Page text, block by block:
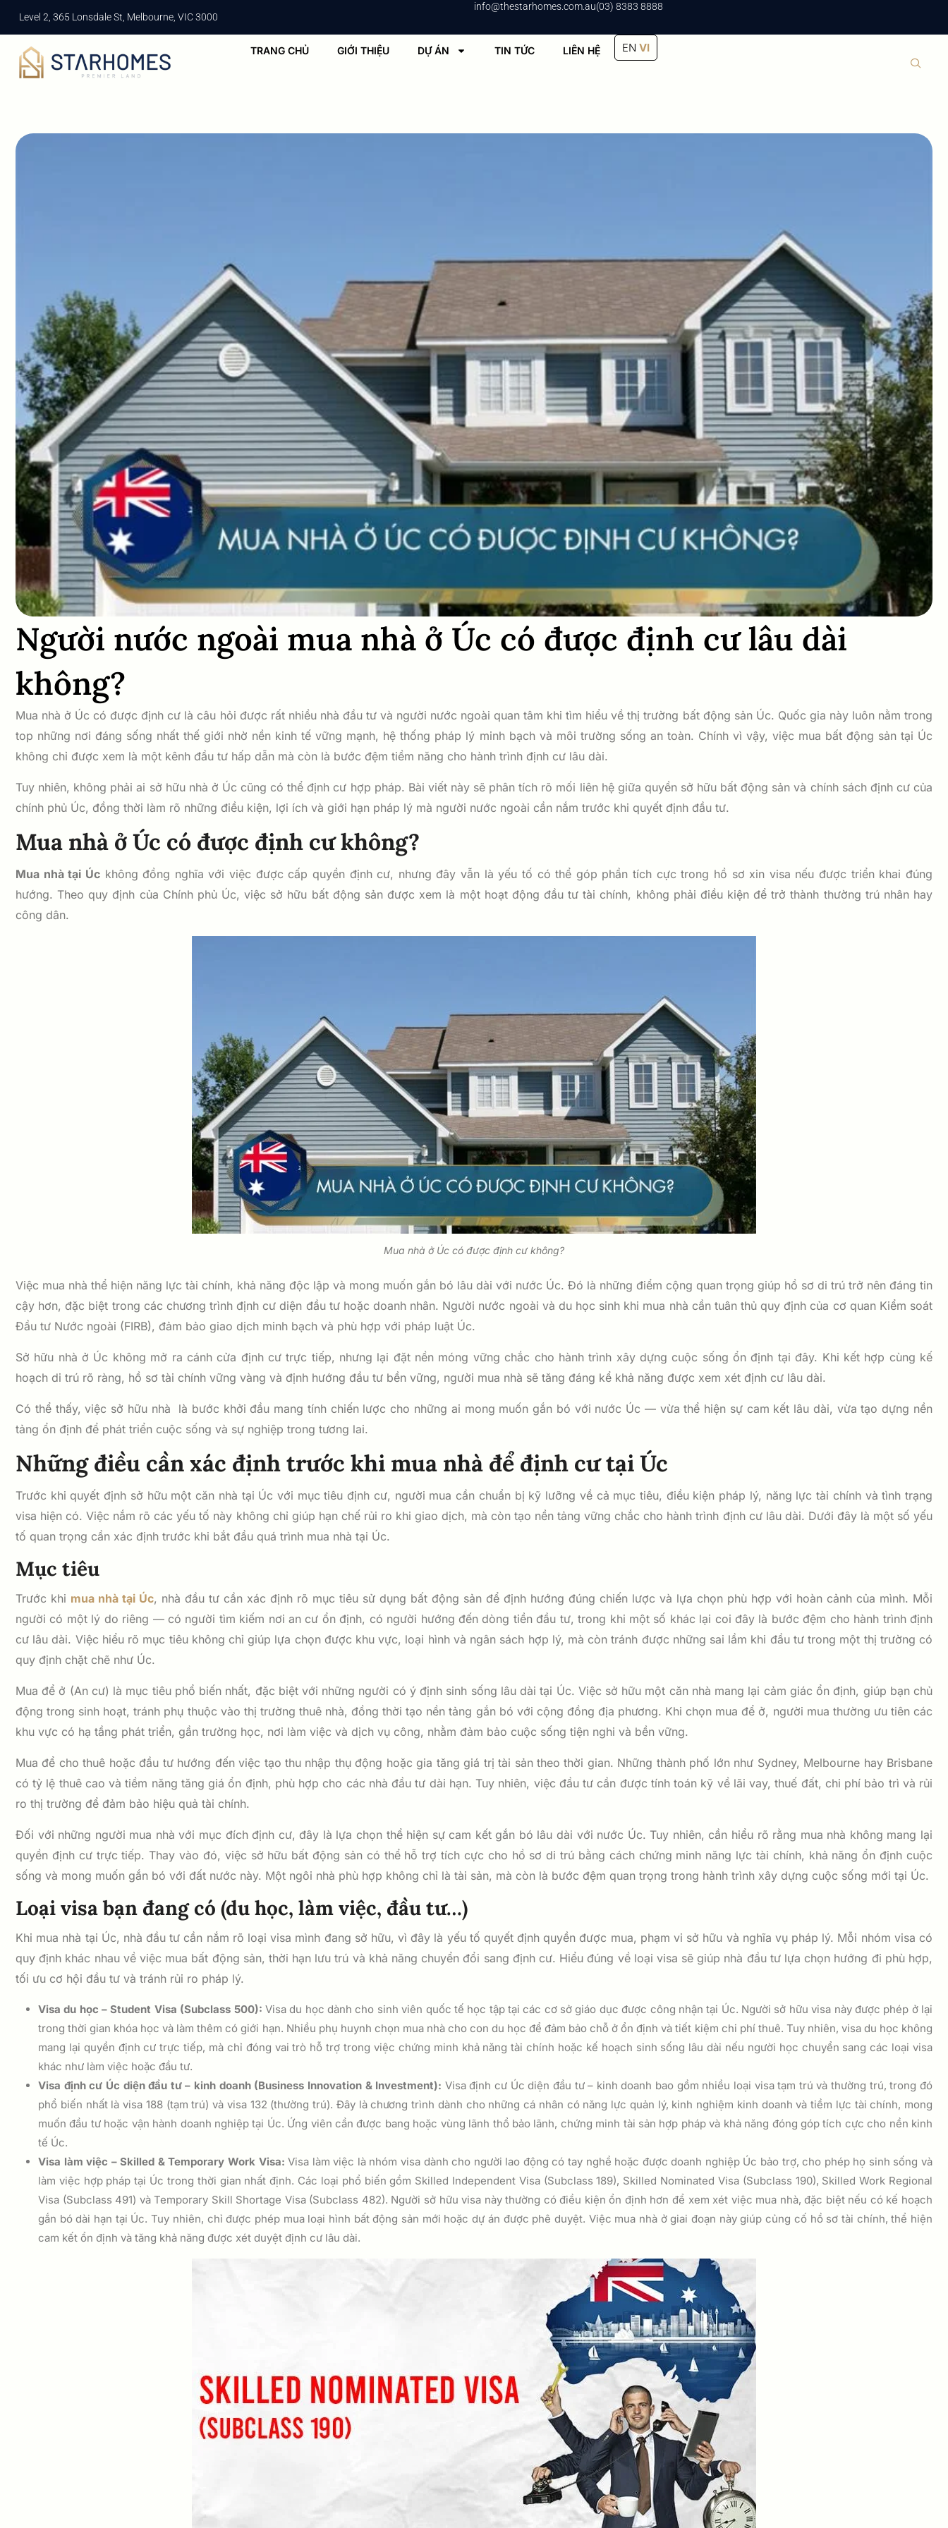
Level 2, 365 Lonsdale St, Melbourne, VIC 3000
info@thestarhomes.com.au(03) 8383 8888
TRANG CHỦ GIỚI THIỆU DỰ ÁN TIN TỨC LIÊN HỆ EN VI
Người nước ngoài mua nhà ở Úc có được định cư lâu dài
không?
Mua nhà ở Úc có được định cư là câu hỏi được rất nhiều nhà đầu tư và người nước ngoài quan tâm khi tìm hiểu về thị trường bất động sản Úc. Quốc gia này luôn nằm trong
top những nơi đáng sống nhất thế giới nhờ nền kinh tế vững mạnh, hệ thống pháp lý minh bạch và môi trường sống an toàn. Chính vì vậy, việc mua bất động sản tại Úc
không chỉ được xem là một kênh đầu tư hấp dẫn mà còn là bước đệm tiềm năng cho hành trình định cư lâu dài.
Tuy nhiên, không phải ai sở hữu nhà ở Úc cũng có thể định cư hợp pháp. Bài viết này sẽ phân tích rõ mối liên hệ giữa quyền sở hữu bất động sản và chính sách định cư của
chính phủ Úc, đồng thời làm rõ những điều kiện, lợi ích và giới hạn pháp lý mà người nước ngoài cần nắm trước khi quyết định đầu tư.
Mua nhà ở Úc có được định cư không?
Mua nhà tại Úckhông đồng nghĩa với việc được cấp quyền định cư, nhưng đây vẫn là yếu tố có thể góp phần tích cực trong hồ sơ xin visa nếu được triển khai đúng
hướng. Theo quy định của Chính phủ Úc, việc sở hữu bất động sản được xem là một hoạt động đầu tư tài chính, không phải điều kiện để trở thành thường trú nhân hay
công dân.
Mua nhà ở Úc có được định cư không?
Việc mua nhà thể hiện năng lực tài chính, khả năng độc lập và mong muốn gắn bó lâu dài với nước Úc. Đó là những điểm cộng quan trọng giúp hồ sơ di trú trở nên đáng tin
cậy hơn, đặc biệt trong các chương trình định cư diện đầu tư hoặc doanh nhân. Người nước ngoài và du học sinh khi mua nhà cần tuân thủ quy định của cơ quan Kiểm soát
Đầu tư Nước ngoài (FIRB), đảm bảo giao dịch minh bạch và phù hợp với pháp luật Úc.
Sở hữu nhà ở Úc không mở ra cánh cửa định cư trực tiếp, nhưng lại đặt nền móng vững chắc cho hành trình xây dựng cuộc sống ổn định tại đây. Khi kết hợp cùng kế
hoạch di trú rõ ràng, hồ sơ tài chính vững vàng và định hướng đầu tư bền vững, người mua nhà sẽ tăng đáng kể khả năng được xem xét định cư lâu dài.
Có thể thấy, việc sở hữu nhà là bước khởi đầu mang tính chiến lược cho những ai mong muốn gắn bó với nước Úc — vừa thể hiện sự cam kết lâu dài, vừa tạo dựng nền
tảng ổn định để phát triển cuộc sống và sự nghiệp trong tương lai.
Những điều cần xác định trước khi mua nhà để định cư tại Úc
Trước khi quyết định sở hữu một căn nhà tại Úc với mục tiêu định cư, người mua cần chuẩn bị kỹ lưỡng về cả mục tiêu, điều kiện pháp lý, năng lực tài chính và tình trạng
visa hiện có. Việc nắm rõ các yếu tố này không chỉ giúp hạn chế rủi ro khi giao dịch, mà còn tạo nền tảng vững chắc cho hành trình định cư lâu dài. Dưới đây là một số yếu
tố quan trọng cần xác định trước khi bắt đầu quá trình mua nhà tại Úc.
Mục tiêu
Trước khi mua nhà tại Úc, nhà đầu tư cần xác định rõ mục tiêu sử dụng bất động sản để định hướng đúng chiến lược và lựa chọn phù hợp với hoàn cảnh của mình. Mỗi
người có một lý do riêng — có người tìm kiếm nơi an cư ổn định, có người hướng đến dòng tiền đầu tư, trong khi một số khác lại coi đây là bước đệm cho hành trình định
cư lâu dài. Việc hiểu rõ mục tiêu không chỉ giúp lựa chọn được khu vực, loại hình và ngân sách hợp lý, mà còn tránh được những sai lầm khi đầu tư trong một thị trường có
quy định chặt chẽ như Úc.
Mua để ở (An cư) là mục tiêu phổ biến nhất, đặc biệt với những người có ý định sinh sống lâu dài tại Úc. Việc sở hữu một căn nhà mang lại cảm giác ổn định, giúp bạn chủ
động trong sinh hoạt, tránh phụ thuộc vào thị trường thuê nhà, đồng thời tạo nền tảng gắn bó với cộng đồng địa phương. Khi chọn mua để ở, người mua thường ưu tiên các
khu vực có hạ tầng phát triển, gần trường học, nơi làm việc và dịch vụ công, nhằm đảm bảo cuộc sống tiện nghi và bền vững.
Mua để cho thuê hoặc đầu tư hướng đến việc tạo thu nhập thụ động hoặc gia tăng giá trị tài sản theo thời gian. Những thành phố lớn như Sydney, Melbourne hay Brisbane
có tỷ lệ thuê cao và tiềm năng tăng giá ổn định, phù hợp cho các nhà đầu tư dài hạn. Tuy nhiên, việc đầu tư cần được tính toán kỹ về lãi vay, thuế đất, chi phí bảo trì và rủi
ro thị trường để đảm bảo hiệu quả tài chính.
Đối với những người mua nhà với mục đích định cư, đây là lựa chọn thể hiện sự cam kết gắn bó lâu dài với nước Úc. Tuy nhiên, cần hiểu rõ rằng mua nhà không mang lại
quyền định cư trực tiếp. Thay vào đó, việc sở hữu bất động sản có thể hỗ trợ tích cực cho hồ sơ di trú bằng cách chứng minh năng lực tài chính, khả năng ổn định cuộc
sống và mong muốn gắn bó với đất nước này. Một ngôi nhà phù hợp không chỉ là tài sản, mà còn là bước đệm quan trọng trong hành trình xây dựng cuộc sống mới tại Úc.
Loại visa bạn đang có (du học, làm việc, đầu tư…)
Khi mua nhà tại Úc, nhà đầu tư cần nắm rõ loại visa mình đang sở hữu, vì đây là yếu tố quyết định quyền được mua, phạm vi sở hữu và nghĩa vụ pháp lý. Mỗi nhóm visa có
quy định khác nhau về việc mua bất động sản, thời hạn lưu trú và khả năng chuyển đổi sang định cư. Hiểu đúng về loại visa sẽ giúp nhà đầu tư lựa chọn hướng đi phù hợp,
tối ưu cơ hội đầu tư và tránh rủi ro pháp lý.
Visa du học – Student Visa (Subclass 500): Visa du học dành cho sinh viên quốc tế học tập tại các cơ sở giáo dục được công nhận tại Úc. Người sở hữu visa này được phép ở lại
trong thời gian khóa học và làm thêm có giới hạn. Nhiều phụ huynh chọn mua nhà cho con du học để đảm bảo chỗ ở ổn định và tiết kiệm chi phí thuê. Tuy nhiên, visa du học không
mang lại quyền định cư trực tiếp, mà chỉ đóng vai trò hỗ trợ trong việc chứng minh khả năng tài chính hoặc kế hoạch sinh sống lâu dài nếu người học chuyển sang các loại visa
khác như làm việc hoặc đầu tư.
Visa định cư Úc diện đầu tư – kinh doanh (Business Innovation & Investment): Visa định cư Úc diện đầu tư – kinh doanh bao gồm nhiều loại visa tạm trú và thường trú, trong đó
phổ biến nhất là visa 188 (tạm trú) và visa 132 (thường trú). Đây là chương trình dành cho những cá nhân có năng lực quản lý, kinh nghiệm kinh doanh và tiềm lực tài chính, mong
muốn đầu tư hoặc vận hành doanh nghiệp tại Úc. Ứng viên cần được bang hoặc vùng lãnh thổ bảo lãnh, chứng minh tài sản hợp pháp và khả năng đóng góp tích cực cho nền kinh
tế Úc.
Visa làm việc – Skilled & Temporary Work Visa: Visa làm việc là nhóm visa dành cho người lao động có tay nghề hoặc được doanh nghiệp Úc bảo trợ, cho phép họ sinh sống và
làm việc hợp pháp tại Úc trong thời gian nhất định. Các loại phổ biến gồm Skilled Independent Visa (Subclass 189), Skilled Nominated Visa (Subclass 190), Skilled Work Regional
Visa (Subclass 491) và Temporary Skill Shortage Visa (Subclass 482). Người sở hữu visa này thường có điều kiện ổn định hơn để xem xét việc mua nhà, đặc biệt nếu có kế hoạch
gắn bó dài hạn tại Úc. Tuy nhiên, chỉ được phép mua loại hình bất động sản mới hoặc dự án được phê duyệt. Việc mua nhà ở giai đoạn này giúp củng cố hồ sơ tài chính, thể hiện
cam kết ổn định và tăng khả năng được xét duyệt định cư lâu dài.